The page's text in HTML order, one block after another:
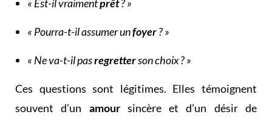
« Est-il vraimentprêt? »
« Pourra-t-il assumer unfoyer? »
« Ne va-t-il pasregretterson choix ? »
Ces questions sont légitimes. Elles témoignent
souvent d’un amoursincère et d’un désir de